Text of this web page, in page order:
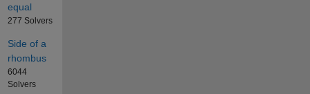
equal
277 Solvers
Side of a
rhombus
6044
Solvers